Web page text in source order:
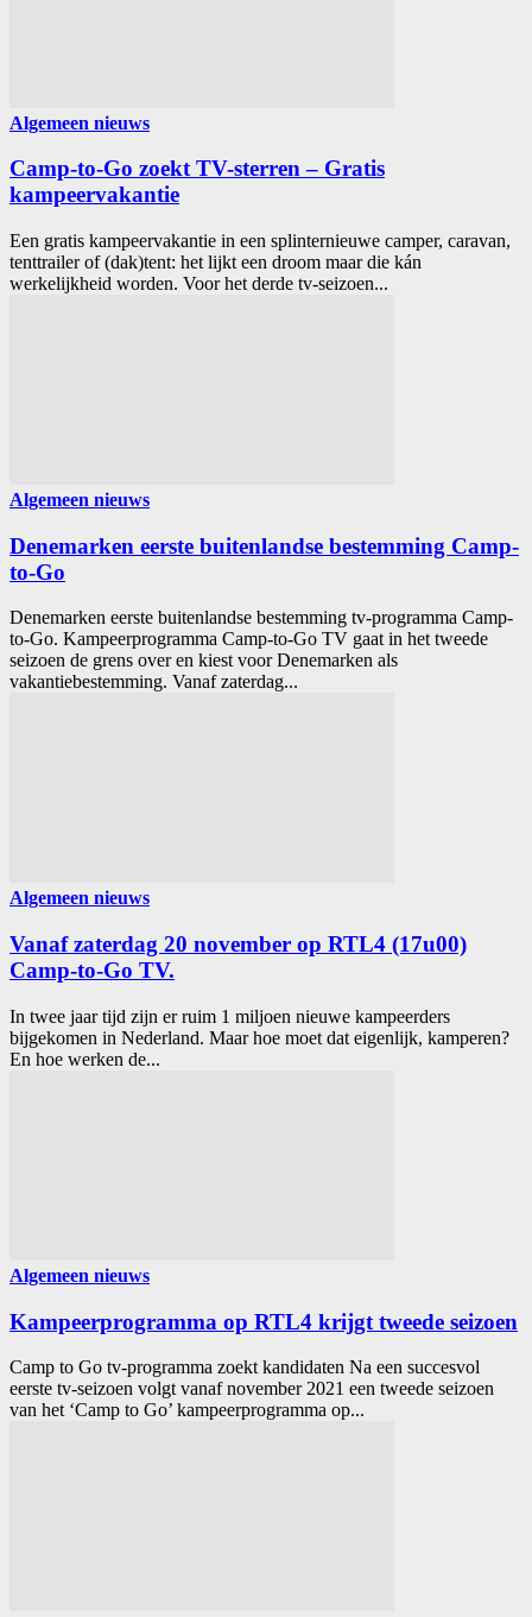
Algemeen nieuws
Camp-to-Go zoekt TV-sterren – Gratis
kampeervakantie
Een gratis kampeervakantie in een splinternieuwe camper, caravan,
tenttrailer of (dak)tent: het lijkt een droom maar die kán
werkelijkheid worden. Voor het derde tv-seizoen...
Algemeen nieuws
Denemarken eerste buitenlandse bestemming Camp-
to-Go
Denemarken eerste buitenlandse bestemming tv-programma Camp-
to-Go. Kampeerprogramma Camp-to-Go TV gaat in het tweede
seizoen de grens over en kiest voor Denemarken als
vakantiebestemming. Vanaf zaterdag...
Algemeen nieuws
Vanaf zaterdag 20 november op RTL4 (17u00)
Camp-to-Go TV.
In twee jaar tijd zijn er ruim 1 miljoen nieuwe kampeerders
bijgekomen in Nederland. Maar hoe moet dat eigenlijk, kamperen?
En hoe werken de...
Algemeen nieuws
Kampeerprogramma op RTL4 krijgt tweede seizoen
Camp to Go tv-programma zoekt kandidaten Na een succesvol
eerste tv-seizoen volgt vanaf november 2021 een tweede seizoen
van het ‘Camp to Go’ kampeerprogramma op...